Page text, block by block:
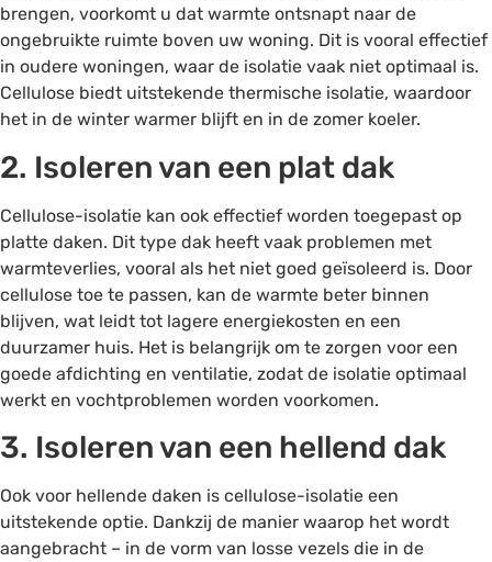
brengen, voorkomt u dat warmte ontsnapt naar de
ongebruikte ruimte boven uw woning. Dit is vooral effectief
in oudere woningen, waar de isolatie vaak niet optimaal is.
Cellulose biedt uitstekende thermische isolatie, waardoor
het in de winter warmer blijft en in de zomer koeler.
2. Isoleren van een plat dak
Cellulose-isolatie kan ook effectief worden toegepast op
platte daken. Dit type dak heeft vaak problemen met
warmteverlies, vooral als het niet goed geïsoleerd is. Door
cellulose toe te passen, kan de warmte beter binnen
blijven, wat leidt tot lagere energiekosten en een
duurzamer huis. Het is belangrijk om te zorgen voor een
goede afdichting en ventilatie, zodat de isolatie optimaal
werkt en vochtproblemen worden voorkomen.
3. Isoleren van een hellend dak
Ook voor hellende daken is cellulose-isolatie een
uitstekende optie. Dankzij de manier waarop het wordt
aangebracht – in de vorm van losse vezels die in de